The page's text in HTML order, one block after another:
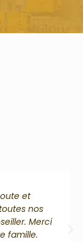
et
nos
Merci
famille.